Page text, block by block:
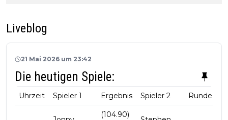
Liveblog
21 Mai 2026 um 23:42
Die heutigen Spiele:
Uhrzeit Spieler 1 Ergebnis Spieler 2 Runde
(104.90)